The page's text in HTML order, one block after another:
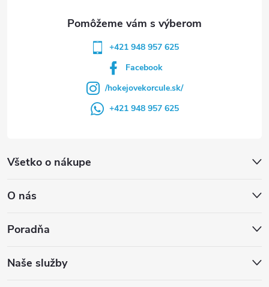
Všetko o nákupe
O nás
Poradňa
Naše služby
+421 948 957 625
Facebook
/hokejovekorcule.sk/
+421 948 957 625